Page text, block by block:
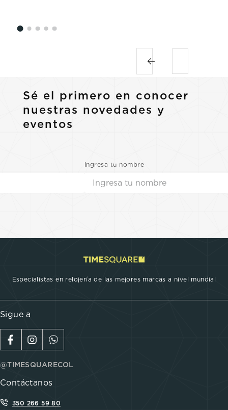
Sé el primero en conocer
nuestras novedades y
eventos
Ingresa tu nombre
Especialistas en relojería de las mejores marcas a nivel mundial
Sigue a
@TIMESQUARECOL
Contáctanos
350 266 59 80